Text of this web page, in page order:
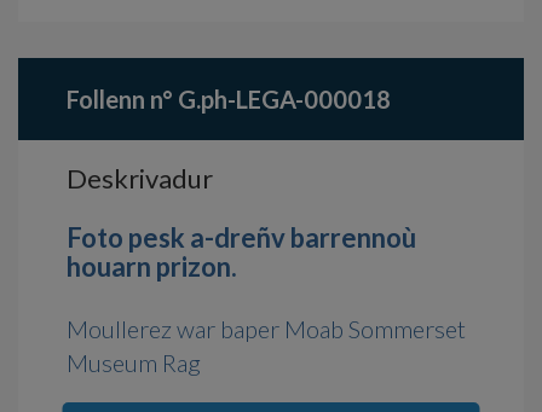
Follenn n° G.ph-LEGA-000018
Deskrivadur
Foto pesk a-dreñv barrennoù
houarn prizon.
Moullerez war baper Moab Sommerset
Museum Rag